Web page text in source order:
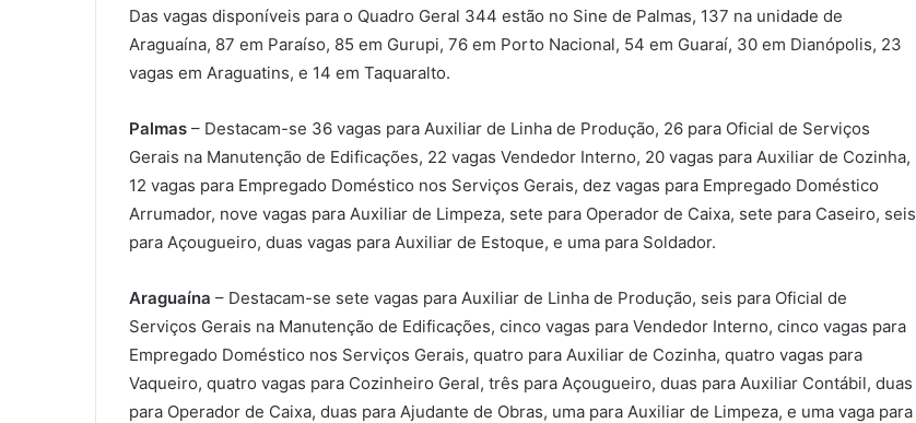
Das vagas disponíveis para o Quadro Geral 344 estão no Sine de Palmas, 137 na unidade de
Araguaína, 87 em Paraíso, 85 em Gurupi, 76 em Porto Nacional, 54 em Guaraí, 30 em Dianópolis, 23
vagas em Araguatins, e 14 em Taquaralto.
Palmas – Destacam-se 36 vagas para Auxiliar de Linha de Produção, 26 para Oficial de Serviços
Gerais na Manutenção de Edificações, 22 vagas Vendedor Interno, 20 vagas para Auxiliar de Cozinha,
12 vagas para Empregado Doméstico nos Serviços Gerais, dez vagas para Empregado Doméstico
Arrumador, nove vagas para Auxiliar de Limpeza, sete para Operador de Caixa, sete para Caseiro, seis
para Açougueiro, duas vagas para Auxiliar de Estoque, e uma para Soldador.
Araguaína – Destacam-se sete vagas para Auxiliar de Linha de Produção, seis para Oficial de
Serviços Gerais na Manutenção de Edificações, cinco vagas para Vendedor Interno, cinco vagas para
Empregado Doméstico nos Serviços Gerais, quatro para Auxiliar de Cozinha, quatro vagas para
Vaqueiro, quatro vagas para Cozinheiro Geral, três para Açougueiro, duas para Auxiliar Contábil, duas
para Operador de Caixa, duas para Ajudante de Obras, uma para Auxiliar de Limpeza, e uma vaga para